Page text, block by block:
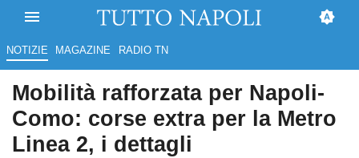
NOTIZIE MAGAZINE RADIO TN
Mobilità rafforzata per Napoli-
Como: corse extra per la Metro
Linea 2, i dettagli